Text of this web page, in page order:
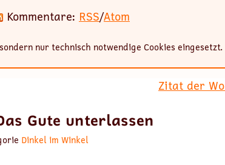
Kommentare: RSS/Atom
nur technisch notwendige Cookies eingesetzt.
Zitat der
Gute unterlassen
Dinkel im Winkel